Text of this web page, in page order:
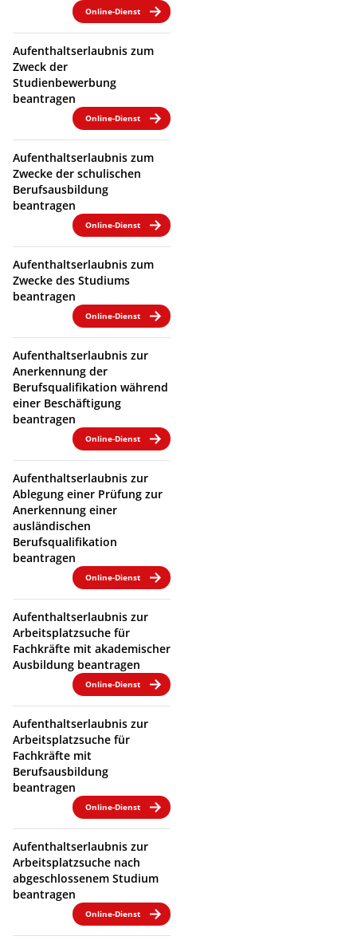
Online-Dienst
Aufenthaltserlaubnis zum
Zweck der
Studienbewerbung
beantragen
Online-Dienst
Aufenthaltserlaubnis zum
Zwecke der schulischen
Berufsausbildung
beantragen
Online-Dienst
Aufenthaltserlaubnis zum
Zwecke des Studiums
beantragen
Online-Dienst
Aufenthaltserlaubnis zur
Anerkennung der
Berufsqualifikation während
einer Beschäftigung
beantragen
Online-Dienst
Aufenthaltserlaubnis zur
Ablegung einer Prüfung zur
Anerkennung einer
ausländischen
Berufsqualifikation
beantragen
Online-Dienst
Aufenthaltserlaubnis zur
Arbeitsplatzsuche für
Fachkräfte mit akademischer
Ausbildung beantragen
Online-Dienst
Aufenthaltserlaubnis zur
Arbeitsplatzsuche für
Fachkräfte mit
Berufsausbildung
beantragen
Online-Dienst
Aufenthaltserlaubnis zur
Arbeitsplatzsuche nach
abgeschlossenem Studium
beantragen
Online-Dienst